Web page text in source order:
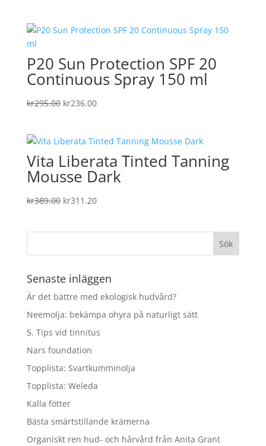
var:
är:
P20 Sun Protection SPF 20
Continuous Spray 150 ml
kr295.00 Det
var:
kr295.00.
kr236.00Det
är:
kr236.00.
Vita Liberata Tinted Tanning
Mousse Dark
kr389.00 Det
kr389.00.
kr311.20Det
kr311.20.
Senaste inläggen
Är det bättre med ekologisk hudvård?
Neemolja: bekämpa ohyra på naturligt sätt
5. Tips vid tinnitus
Nars foundation
Topplista: Svartkumminolja
Topplista: Weleda
Kalla fötter
Bästa smärtstillande krämerna
Organiskt ren hud- och hårvård från Anita Grant